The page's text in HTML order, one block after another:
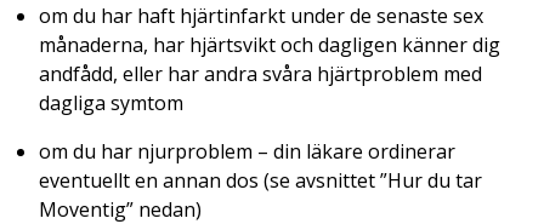
om du har haft hjärtinfarkt under de senaste sex
månaderna, har hjärtsvikt och dagligen känner dig
andfådd, eller har andra svåra hjärtproblem med
dagliga symtom
om du har njurproblem – din läkare ordinerar
eventuellt en annan dos (se avsnittet ”Hur du tar
Moventig” nedan)